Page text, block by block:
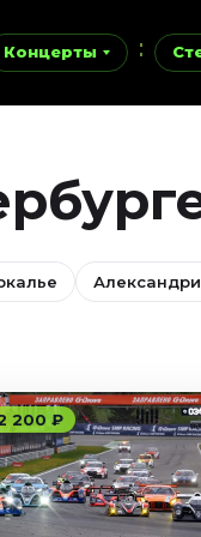
Концерты
200 ₽